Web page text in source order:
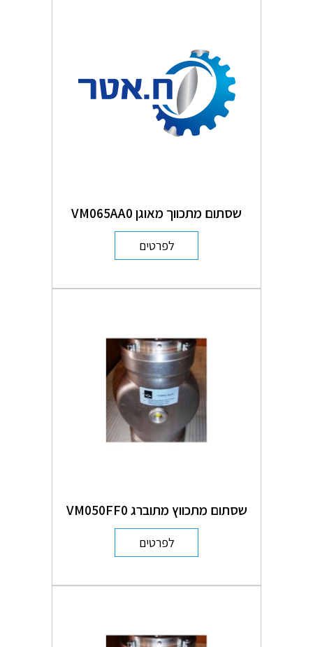
שסתום מתכווך מאוגן VM065AA0
לפרטים
שסתום מתכווץ מתוברג VM050FF0
לפרטים